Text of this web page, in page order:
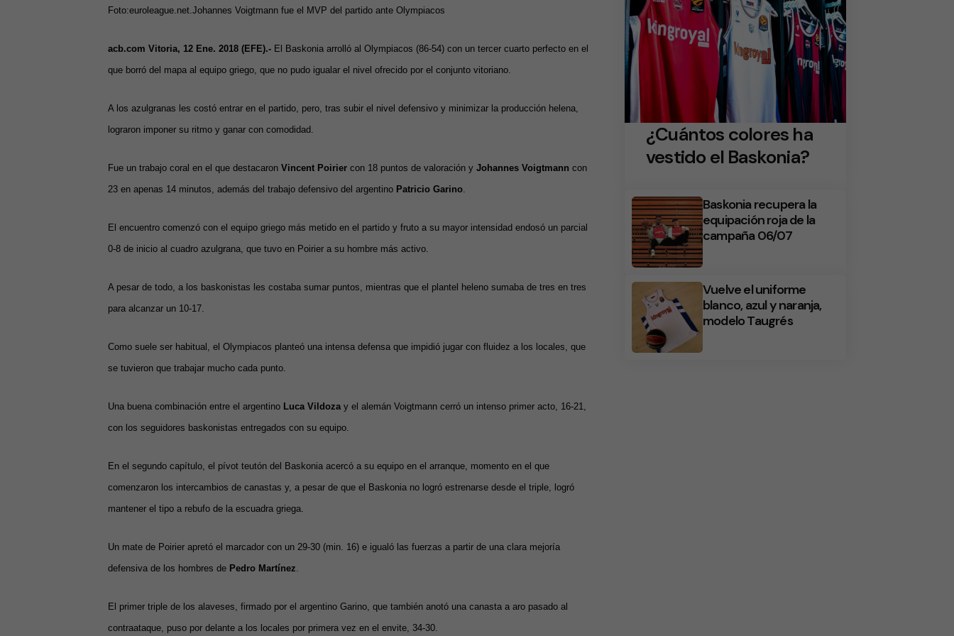
Foto:euroleague.net.Johannes Voigtmann fue el MVP del partido ante Olympiacos
acb.com Vitoria, 12 Ene. 2018 (EFE).- El Baskonia arrolló al Olympiacos (86-54) con un tercer cuarto perfecto en el
que borró del mapa al equipo griego, que no pudo igualar el nivel ofrecido por el conjunto vitoriano.
A los azulgranas les costó entrar en el partido, pero, tras subir el nivel defensivo y minimizar la producción helena,
lograron imponer su ritmo y ganar con comodidad.
Fue un trabajo coral en el que destacaron Vincent Poirier con 18 puntos de valoración y Johannes Voigtmann con
23 en apenas 14 minutos, además del trabajo defensivo del argentino Patricio Garino.
El encuentro comenzó con el equipo griego más metido en el partido y fruto a su mayor intensidad endosó un parcial
0-8 de inicio al cuadro azulgrana, que tuvo en Poirier a su hombre más activo.
A pesar de todo, a los baskonistas les costaba sumar puntos, mientras que el plantel heleno sumaba de tres en tres
para alcanzar un 10-17.
Como suele ser habitual, el Olympiacos planteó una intensa defensa que impidió jugar con fluidez a los locales, que
se tuvieron que trabajar mucho cada punto.
Una buena combinación entre el argentino Luca Vildozay el alemán Voigtmann cerró un intenso primer acto, 16-21,
con los seguidores baskonistas entregados con su equipo.
En el segundo capítulo, el pívot teutón del Baskonia acercó a su equipo en el arranque, momento en el que
comenzaron los intercambios de canastas y, a pesar de que el Baskonia no logró estrenarse desde el triple, logró
mantener el tipo a rebufo de la escuadra griega.
Un mate de Poirier apretó el marcador con un 29-30 (min. 16) e igualó las fuerzas a partir de una clara mejoría
defensiva de los hombres de Pedro Martínez.
El primer triple de los alaveses, firmado por el argentino Garino, que también anotó una canasta a aro pasado al
contraataque, puso por delante a los locales por primera vez en el envite, 34-30.
¿Cuántos colores ha
vestido el Baskonia?
Baskonia recupera la
equipación roja de la
campaña 06/07
Vuelve el uniforme
blanco, azul y naranja,
modelo Taugrés